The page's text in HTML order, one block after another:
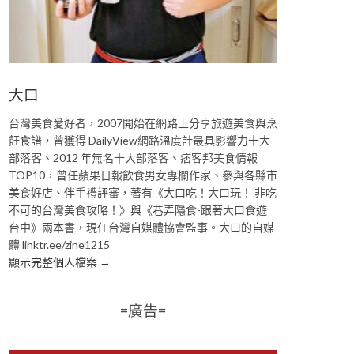
大口
台灣美食愛好者，2007開始在網路上分享旅遊美食與烹
飪食譜，曾獲得 DailyView網路溫度計最具影響力十大
部落客、2012 年無名十大部落客、痞客邦美食情報
TOP10，曾任蘋果日報飲食男女專欄作家、參與各縣市
美食好店、伴手禮評審，著有《大口吃！大口玩！ 非吃
不可的台灣美食攻略！》與《巷弄隱食-跟著大口食遊
台中》兩本書，現任台灣自媒體協會監事。大口的自媒
體 linktr.ee/zine1215
顯示完整個人檔案 →
=廣告=